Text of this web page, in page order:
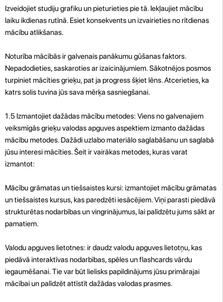
Izveidojiet studiju grafiku un pieturieties pie tā. Iekļaujiet mācību
laiku ikdienas rutīnā. Esiet konsekvents un izvairieties no rītdienas
mācību atlikšanas.
Noturība mācībās ir galvenais panākumu gūšanas faktors.
Nepadodieties, saskaroties ar izaicinājumiem. Sākotnējos posmos
turpiniet mācīties grieķu, pat ja progress šķiet lēns. Atcerieties, ka
katrs solis tuvina jūs sava mērķa sasniegšanai.
1.5 Izmantojiet dažādas mācību metodes: Viens no galvenajiem
veiksmīgās grieķu valodas apguves aspektiem izmanto dažādas
mācību metodes. Dažādi uzlabo materiālo saglabāšanu un saglabā
jūsu interesi mācīties. Šeit ir vairākas metodes, kuras varat
izmantot:
Mācību grāmatas un tiešsaistes kursi: izmantojiet mācību grāmatas
un tiešsaistes kursus, kas paredzēti iesācējiem. Viņi parasti piedāvā
strukturētas nodarbības un vingrinājumus, lai palīdzētu jums sākt ar
pamatiem.
Valodu apguves lietotnes: ir daudz valodu apguves lietotņu, kas
piedāvā interaktīvas nodarbības, spēles un flashcards vārdu
iegaumēšanai. Tie var būt lielisks papildinājums jūsu primārajai
mācībai un palīdzēt attīstīt dažādas valodas prasmes.